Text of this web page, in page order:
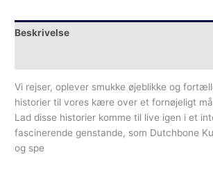
Beskrivelse
Vi rejser, oplever smukke øjeblikke og
historier til vores kære over et fornøjeligt
Lad disse historier komme til live igen i et
fascinerende genstande, som Dutchbone
og spe